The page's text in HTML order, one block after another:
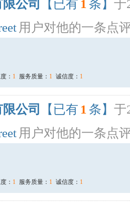
公司 【已有 1 条】 于
用户对他的一条点
： 1 服务质量： 1 诚信度： 1
公司 【已有 1 条】 于
用户对他的一条点
： 1 服务质量： 1 诚信度： 1